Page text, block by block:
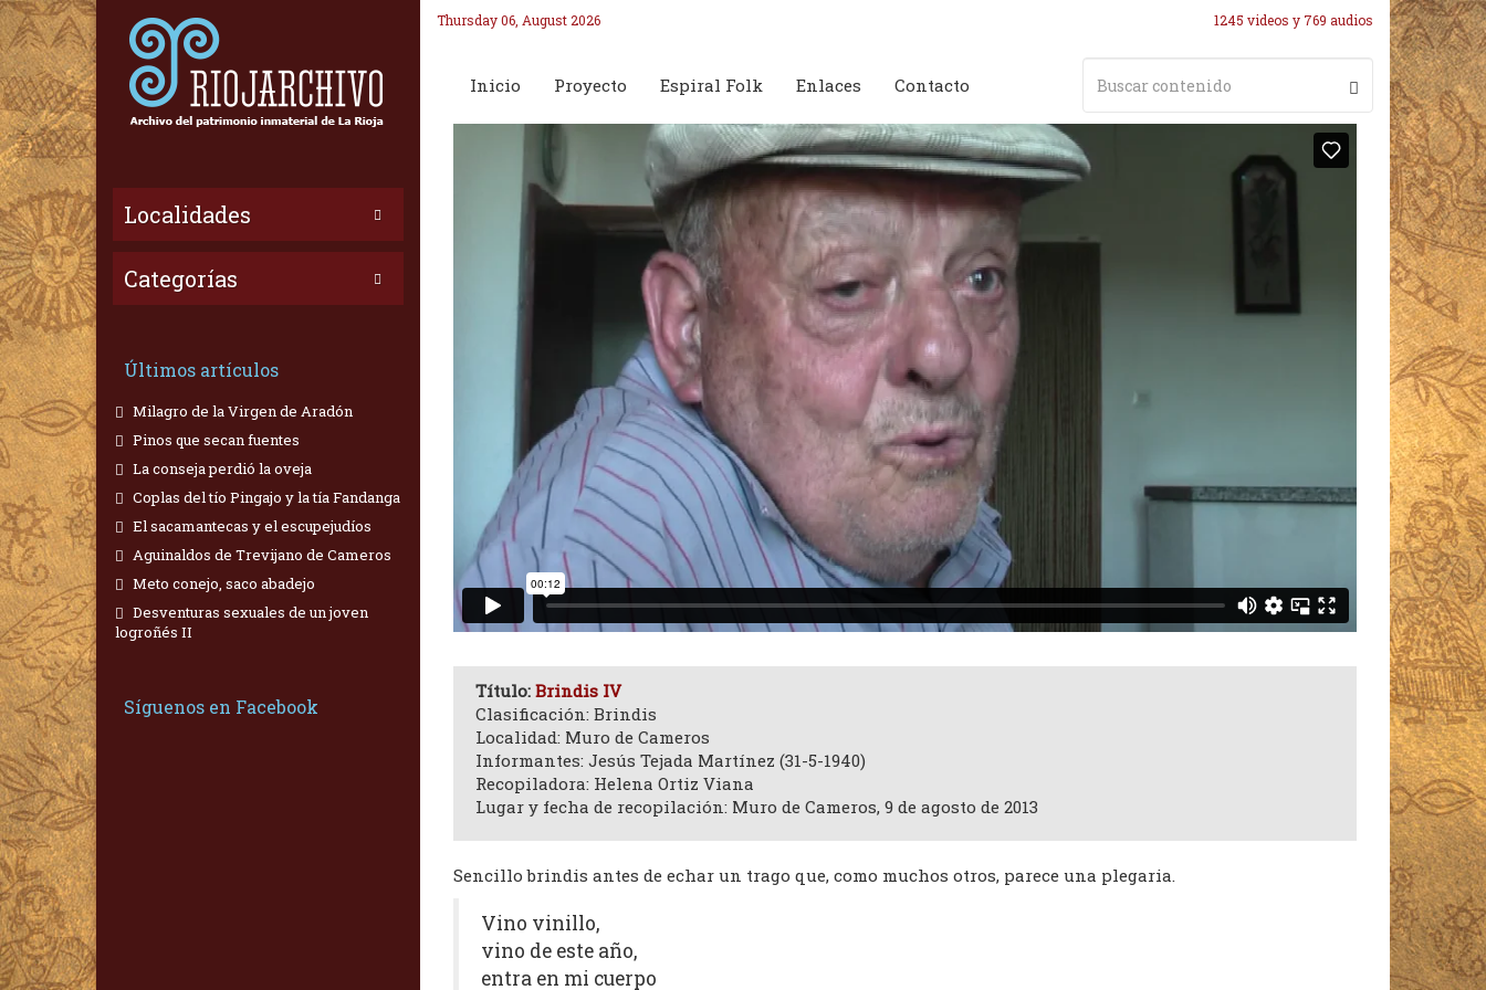
Localidades
Categorías
Últimos artículos
Milagro de la Virgen de Aradón
Pinos que secan fuentes
La conseja perdió la oveja
Coplas del tío Pingajo y la tía Fandanga
El sacamantecas y el escupejudíos
Aguinaldos de Trevijano de Cameros
Meto conejo, saco abadejo
Desventuras sexuales de un joven
logroñés II
Síguenos en Facebook
Thursday 06, August 2026 1245 videos y 769 audios
Inicio Proyecto Espiral Folk Enlaces Contacto
Título: Brindis IV
Clasificación: Brindis
Localidad: Muro de Cameros
Informantes: Jesús Tejada Martínez (31-5-1940)
Recopiladora: Helena Ortiz Viana
Lugar y fecha de recopilación: Muro de Cameros, 9 de agosto de 2013
Sencillo brindis antes de echar un trago que, como muchos otros, parece una plegaria.
Vino vinillo,
vino de este año,
entra en mi cuerpo